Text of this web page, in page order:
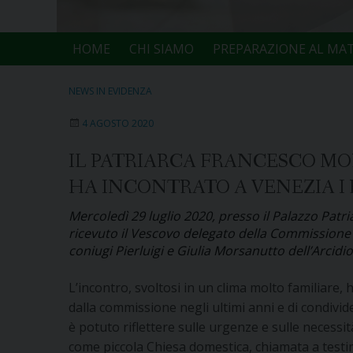
HOME CHI SIAMO PREPARAZIONE AL
NEWS IN EVIDENZA
4 AGOSTO 2020
IL PATRIARCA FRANCESCO
HA INCONTRATO A VENEZIA I
Mercoledì 29 luglio 2020, presso il Palazzo
ricevuto il Vescovo delegato della
coniugi Pierluigi e Giulia Morsanutto
L’incontro, svoltosi in un clima molto
dalla commissione negli ultimi anni e di
è potuto riflettere sulle urgenze e sulle
come piccola Chiesa domestica, chiamata a